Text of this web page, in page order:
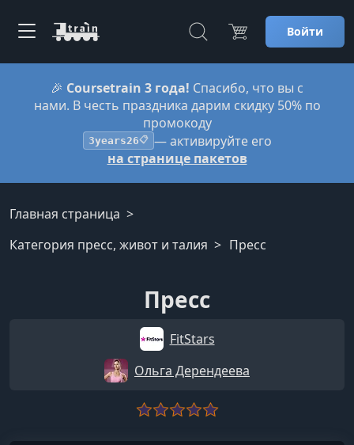
Войти
🎉 Coursetrain 3 года! Спасибо, что вы с
нами. В честь праздника дарим скидку 50% по
промокоду
3years26📋 — активируйте его
на странице пакетов
Главная страница
Категория пресс, живот и талия
Пресс
Пресс
FitStars
Ольга Дерендеева